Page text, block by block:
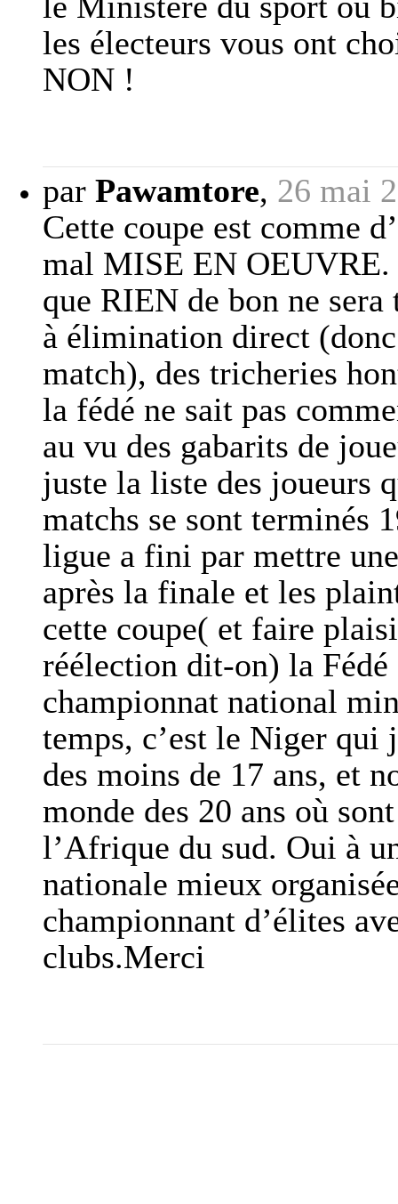
les électeurs vous ont
NON !
par Pawamtore, 26 mai
Cette coupe est comme
mal MISE EN
que RIEN de bon ne
à élimination direct
match), des tricheries
la fédé ne sait pas
au vu des gabarits de
juste la liste des joueurs
matchs se sont terminés
ligue a fini par mettre
après la finale et les
cette coupe( et faire
réélection dit-on) la Fédé
championnat national
temps, c’est le Niger
des moins de 17 ans, et
monde des 20 ans où
l’Afrique du sud. Oui à
nationale mieux
championnant d’élites
clubs.Merci